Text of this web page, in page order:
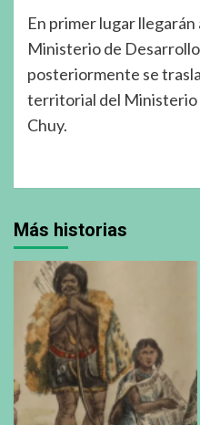
En primer lugar
Ministerio de Desarrollo
posteriormente se
territorial del Ministerio
Chuy.
Más historias